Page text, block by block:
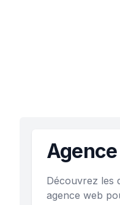
Découvrez les
agence web